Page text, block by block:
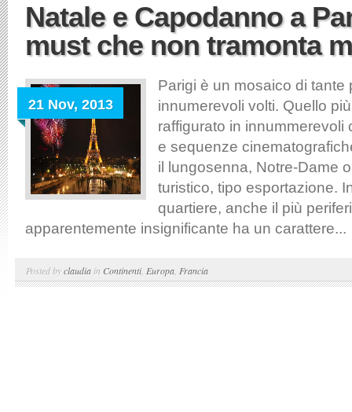
Natale e Capodanno a
must che non tramonta
21 Nov, 2013
Parigi è un mosaico di tante
innumerevoli volti. Quello
raffigurato in innummerevoli
e sequenze
il lungosenna, Notre-Dame
turistico, tipo esportazione.
quartiere, anche il più
apparentemente insignificante ha un carattere...
Posted byclaudia in Continenti, Europa Francia